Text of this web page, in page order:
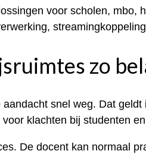
voor scholen, mbo,
zo
snel weg. Dat
klachten bij studenten
De docent kan normaal